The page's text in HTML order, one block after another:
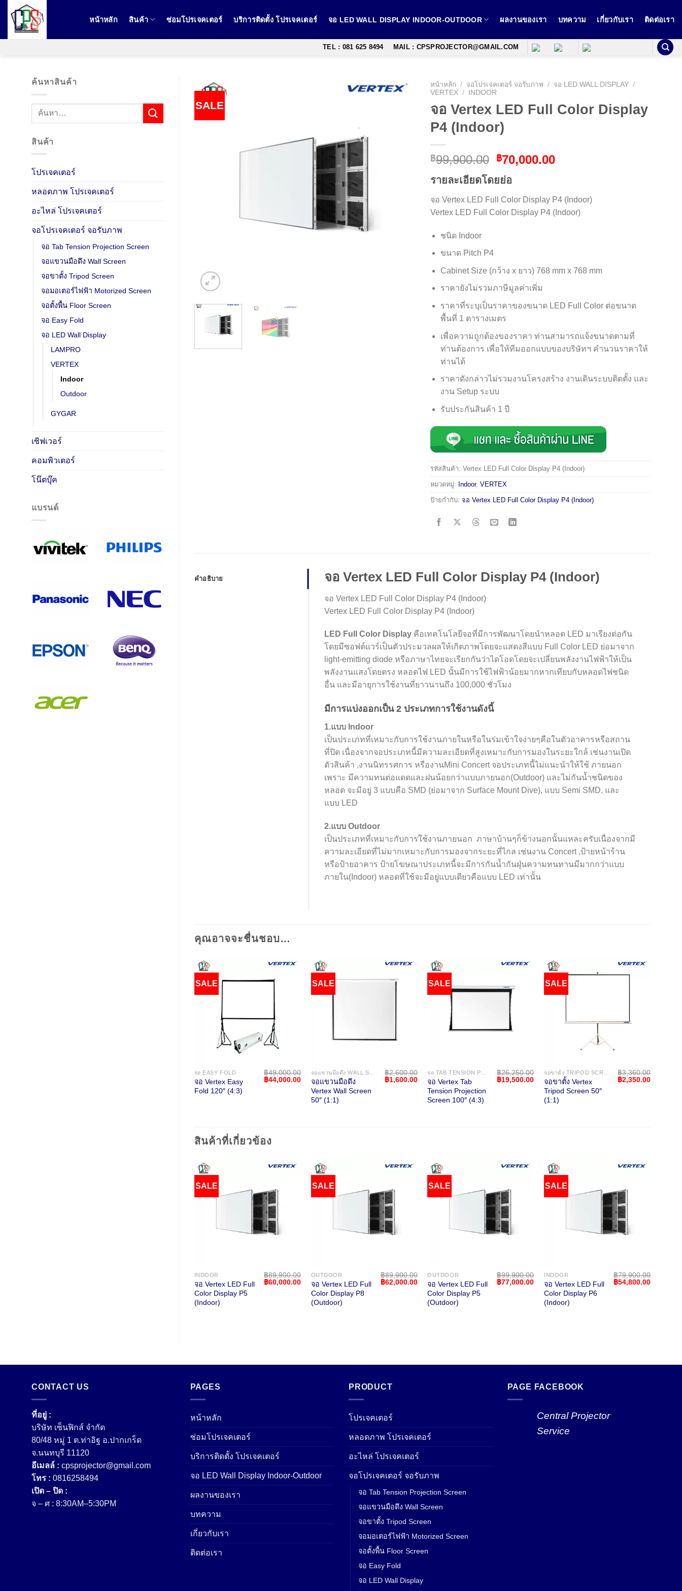
หน้าหลัก สินค้า ซ่อมโปรเจคเตอร์ บริการติดตั้ง โปรเจคเตอร์ จอ LED WALL DISPLAY INDOOR-OUTDOOR ผลงานของเรา บทความ เกี่ยวกับเรา ติดต่อเรา
TEL : 081 625 8494 MAIL : CPSPROJECTOR@GMAIL.COM
ค้นหาสินค้า
ค้นหา:
สินค้า
โปรเจคเตอร์
หลอดภาพ โปรเจคเตอร์
อะไหล่ โปรเจคเตอร์
จอโปรเจคเตอร์ จอรับภาพ
จอ Tab Tension Projection Screen
จอแขวนมือดึง Wall Screen
จอขาตั้ง Tripod Screen
จอมอเตอร์ไฟฟ้า Motorized Screen
จอตั้งพื้น Floor Screen
จอ Easy Fold
จอ LED Wall Display
LAMPRO
VERTEX
Indoor
Outdoor
GYGAR
เซิฟเวอร์
คอมพิวเตอร์
โน๊ตบุ๊ค
แบรนด์
SALE
หน้าหลัก / จอโปรเจคเตอร์ จอรับภาพ / จอ LED WALL DISPLAY /
VERTEX / INDOOR
จอ Vertex LED Full Color Display
P4 (Indoor)
฿99,900.00 Original
was:
฿99,900.00.
฿70,000.00Current
฿70,000.00.
รายละเอียดโดยย่อ
จอ Vertex LED Full Color Display P4 (Indoor)
Vertex LED Full Color Display P4 (Indoor)
ชนิด Indoor
ขนาด Pitch P4
Cabinet Size (กว้าง x ยาว) 768 mm x 768 mm
ราคายังไม่รวมภาษีมูลค่าเพิ่ม
ราคาที่ระบุเป็นราคาของขนาด LED Full Color ต่อขนาด
พื้นที่ 1 ตารางเมตร
เพื่อความถูกต้องของราคา ท่านสามารถแจ้งขนาดตามที่
ท่านต้องการ เพื่อให้ทีมออกแบบของบริษัทฯ คำนวนราคาให้
ท่านได้
ราคาดังกล่าวไม่รวมงานโครงสร้าง งานเดินระบบติดตั้ง และ
งาน Setup ระบบ
รับประกันสินค้า 1 ปี
รหัสสินค้า: Vertex LED Full Color Display P4 (Indoor)
หมวดหมู่: Indoor, VERTEX
ป้ายกำกับ: จอ Vertex LED Full Color Display P4 (Indoor)
คำอธิบาย จอ Vertex LED Full Color Display P4 (Indoor)
จอ Vertex LED Full Color Display P4 (Indoor)
Vertex LED Full Color Display P4 (Indoor)
LED Full Color Displayคือเทคโนโลยีจอที่มีการพัฒนาโดยนำหลอด LED มาเรียงต่อกัน
โดยมีซอฟต์แวร์เป็นตัวประมวลผลให้เกิดภาพโดยจะแสดงสีแบบ Full Color LED ย่อมาจาก
light-emitting diode หรือภาษาไทยจะเรียกกันว่าไดโอดโดยจะเปลี่ยนพลังงานไฟฟ้าให้เป็น
พลังงานแสงโดยตรง หลอดไฟ LED นั้นมีการใช้ไฟฟ้าน้อยมากหากเทียบกับหลอดไฟชนิด
อื่น และมีอายุการใช้งานที่ยาวนานถึง 100,000 ชั่วโมง
มีการแบ่งออกเป็น 2 ประเภทการใช้งานดังนี้
1.แบบ Indoor
เป็นประเภทที่เหมาะกับการใช้งานภายในหรือในร่มเข้าใจง่ายๆคือในตัวอาคารหรือสถาน
ที่ปิด เนื่องจากจอประเภทนี้มีความละเอียดที่สูงเหมาะกับการมองในระยะใกล้ เช่นงานเปิด
ตัวสินค้า ,งานนิทรรศการ หรืองานMini Concert จอประเภทนี้ไม่แนะนำให้ใช้ ภายนอก
เพราะ มีความทนต่อแดดและฝนน้อยกว่าแบบภายนอก(Outdoor) และไม่กันน้ำชนิดของ
หลอด จะมีอยู่ 3 แบบคือ SMD (ย่อมาจาก Surface Mount Dive), แบบ Semi SMD, และ
แบบ LED
2.แบบ Outdoor
เป็นประเภทที่เหมาะกับการใช้งานภายนอก ภาษาบ้านๆก็ข้างนอกนั้นแหละครับเนื่องจากมี
ความละเอียดที่ไม่มากเหมาะกับการมองจากระยะที่ไกล เช่นงาน Concert ,ป้ายหน้าร้าน
หรือป้ายอาคาร ป้ายโฆษณาประเภทนี้จะมีการกันน้ำกันฝุ่นความทนทานมีมากกว่าแบบ
ภายใน(Indoor) หลอดที่ใช้จะมีอยู่แบบเดียวคือแบบ LED เท่านั้น
คุณอาจจะชื่นชอบ…
SALE
จอ EASY FOLD
จอ Vertex Easy
Fold 120″ (4:3)
฿49,000.00
Original
฿44,000.00Current
price
฿44,000.00.
SALE
จอแขวนมือดึง
Vertex Wall Screen
50″ (1:1)
฿2,600.00
Original
฿1,600.00Current
price
฿1,600.00.
SALE
จอ Vertex Tab
Tension Projection
Screen 100″ (4:3)
฿26,250.00
Original
฿19,500.00Current
price
฿19,500.00.
SALE
จอขาตั้ง Vertex
Tripod Screen 50″
(1:1)
฿3,360.00
Original
฿2,350.00Current
สินค้าที่เกี่ยวข้อง
SALE
INDOOR
จอ Vertex LED Full
Color Display P5
(Indoor)
฿89,900.00
Original
฿60,000.00Current
price
฿60,000.00.
SALE
OUTDOOR
จอ Vertex LED Full
Color Display P8
(Outdoor)
฿89,900.00
Original
฿62,000.00Current
price
฿62,000.00.
SALE
OUTDOOR
จอ Vertex LED Full
Color Display P5
(Outdoor)
฿99,900.00
Original
฿77,000.00Current
price
฿77,000.00.
SALE
INDOOR
จอ Vertex LED Full
Color Display P6
(Indoor)
฿79,900.00
Original
฿54,800.00Current
CONTACT US
ที่อยู่ :
บริษัท เซ็นฟิกส์ จํากัด
80/48 หมู่ 1 ต.ท่าอิฐ อ.ปากเกร็ด
จ.นนทบุรี 11120
อีเมลล์ : cpsprojector@gmail.com
โทร : 0816258494
เปิด – ปิด :
จ – ศ : 8:30AM–5:30PM
PAGES
หน้าหลัก
ซ่อมโปรเจคเตอร์
บริการติดตั้ง โปรเจคเตอร์
จอ LED Wall Display Indoor-Outdoor
ผลงานของเรา
บทความ
เกี่ยวกับเรา
ติดต่อเรา
PRODUCT
โปรเจคเตอร์
หลอดภาพ โปรเจคเตอร์
อะไหล่ โปรเจคเตอร์
จอโปรเจคเตอร์ จอรับภาพ
จอ Tab Tension Projection Screen
จอแขวนมือดึง Wall Screen
จอขาตั้ง Tripod Screen
จอมอเตอร์ไฟฟ้า Motorized Screen
จอตั้งพื้น Floor Screen
จอ Easy Fold
จอ LED Wall Display
PAGE FACEBOOK
Central Projector
Service